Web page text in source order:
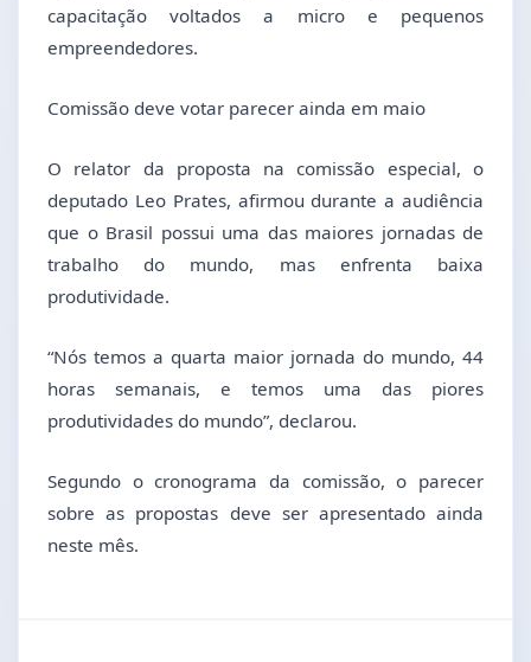
capacitação voltados a micro e pequenos
empreendedores.
Comissão deve votar parecer ainda em maio
O relator da proposta na comissão especial, o
deputado Leo Prates, afirmou durante a audiência
que o Brasil possui uma das maiores jornadas de
trabalho do mundo, mas enfrenta baixa
produtividade.
“Nós temos a quarta maior jornada do mundo, 44
horas semanais, e temos uma das piores
produtividades do mundo”, declarou.
Segundo o cronograma da comissão, o parecer
sobre as propostas deve ser apresentado ainda
neste mês.